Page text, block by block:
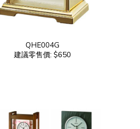
QHE004G
建議零售價: $650